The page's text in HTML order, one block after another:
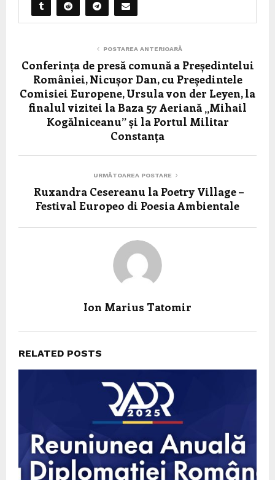
POSTAREA ANTERIOARĂ
Conferința de presă comună a Președintelui
României, Nicușor Dan, cu Președintele
Comisiei Europene, Ursula von der Leyen, la
finalul vizitei la Baza 57 Aeriană „Mihail
Kogălniceanu” și la Portul Militar
Constanța
URMĂTOAREA POSTARE
Ruxandra Cesereanu la Poetry Village –
Festival Europeo di Poesia Ambientale
Ion Marius Tatomir
RELATED POSTS